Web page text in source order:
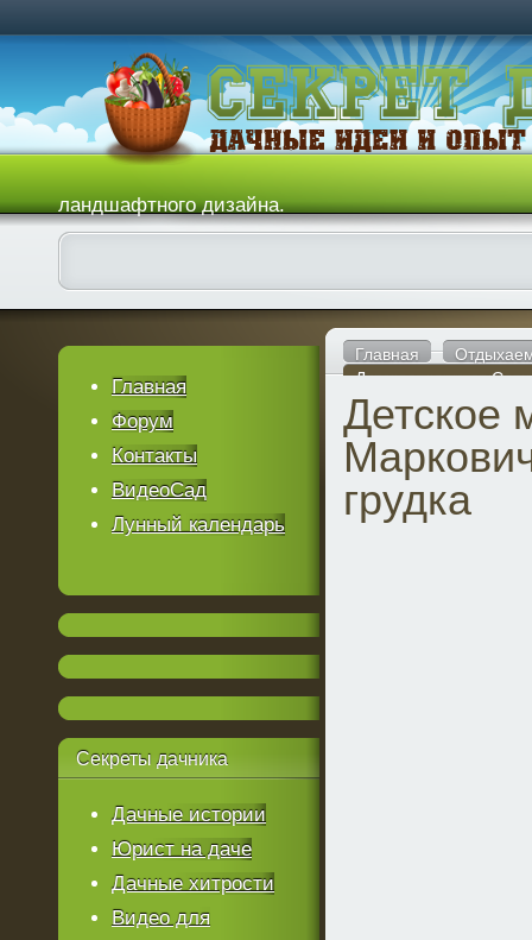
ландшафтного дизайна.
Главная
Детское меню от
Детское
грудка
Главная
Форум
Контакты
ВидеоСад
Лунный календарь
Секреты дачника
Дачные истории
Юрист на даче
Дачные хитрости
Видео для